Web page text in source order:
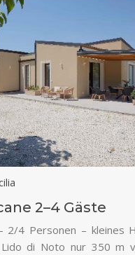
2–4 Gäste
2/4 Personen – kleines
Lido di Noto nur 350 m